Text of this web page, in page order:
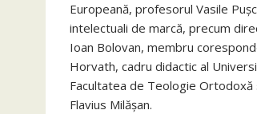
Europeană, profesorul Vasile
intelectuali de marcă, precum
Ioan Bolovan, membru
Horvath, cadru didactic al
Facultatea de Teologie Ortodoxă
Flavius Milășan.